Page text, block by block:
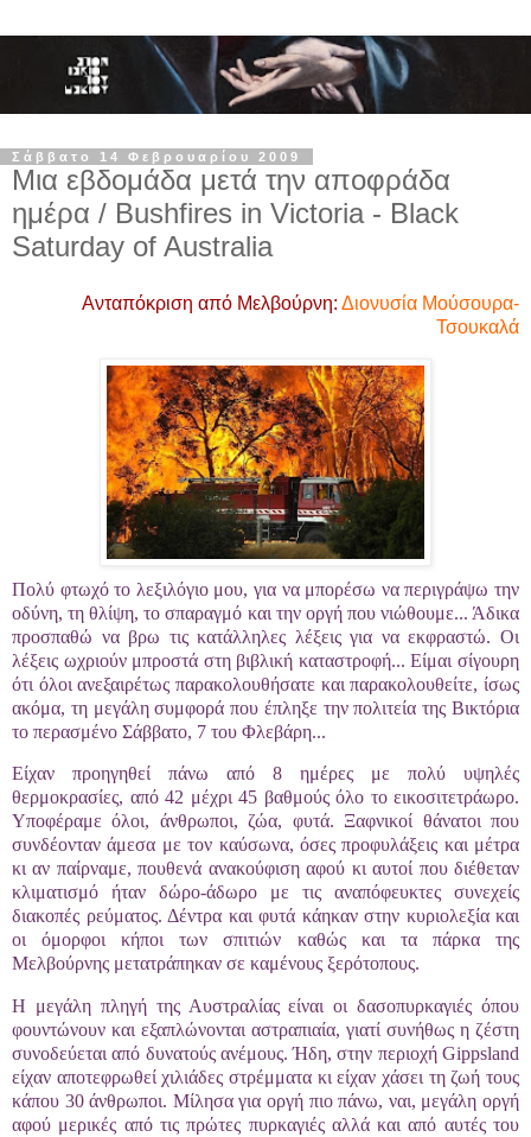
Σάββατο 14 Φεβρουαρίου 2009
Μια εβδομάδα μετά την αποφράδα
ημέρα / Bushfires in Victoria - Black
Saturday of Australia
Aνταπόκριση από Μελβούρνη: Διονυσία Μούσουρα-
Τσουκαλά
Πολύ φτωχό το λεξιλόγιο μου, για να μπορέσω να περιγράψω την
οδύνη, τη θλίψη, το σπαραγμό και την οργή που νιώθουμε... Άδικα
προσπαθώ να βρω τις κατάλληλες λέξεις για να εκφραστώ. Οι
λέξεις ωχριούν μπροστά στη βιβλική καταστροφή... Είμαι σίγουρη
ότι όλοι ανεξαιρέτως παρακολουθήσατε και παρακολουθείτε, ίσως
ακόμα, τη μεγάλη συμφορά που έπληξε την πολιτεία της Βικτόρια
το περασμένο Σάββατο, 7 του Φλεβάρη...
Είχαν προηγηθεί πάνω από 8 ημέρες με πολύ υψηλές
θερμοκρασίες, από 42 μέχρι 45 βαθμούς όλο το εικοσιτετράωρο.
Υποφέραμε όλοι, άνθρωποι, ζώα, φυτά. Ξαφνικοί θάνατοι που
συνδέονταν άμεσα με τον καύσωνα, όσες προφυλάξεις και μέτρα
κι αν παίρναμε, πουθενά ανακούφιση αφού κι αυτοί που διέθεταν
κλιματισμό ήταν δώρο-άδωρο με τις αναπόφευκτες συνεχείς
διακοπές ρεύματος. Δέντρα και φυτά κάηκαν στην κυριολεξία και
οι όμορφοι κήποι των σπιτιών καθώς και τα πάρκα της
Μελβούρνης μετατράπηκαν σε καμένους ξερότοπους.
Η μεγάλη πληγή της Αυστραλίας είναι οι δασοπυρκαγιές όπου
φουντώνουν και εξαπλώνονται αστραπιαία, γιατί συνήθως η ζέστη
συνοδεύεται από δυνατούς ανέμους. Ήδη, στην περιοχή Gippsland
είχαν αποτεφρωθεί χιλιάδες στρέμματα κι είχαν χάσει τη ζωή τους
κάπου 30 άνθρωποι. Μίλησα για οργή πιο πάνω, ναι, μεγάλη οργή
αφού μερικές από τις πρώτες πυρκαγιές αλλά και από αυτές του